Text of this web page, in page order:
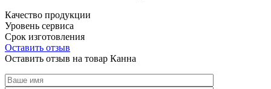
Качество продукции
Уровень сервиса
Срок изготовления
Оставить отзыв
Оставить отзыв на товар Канна